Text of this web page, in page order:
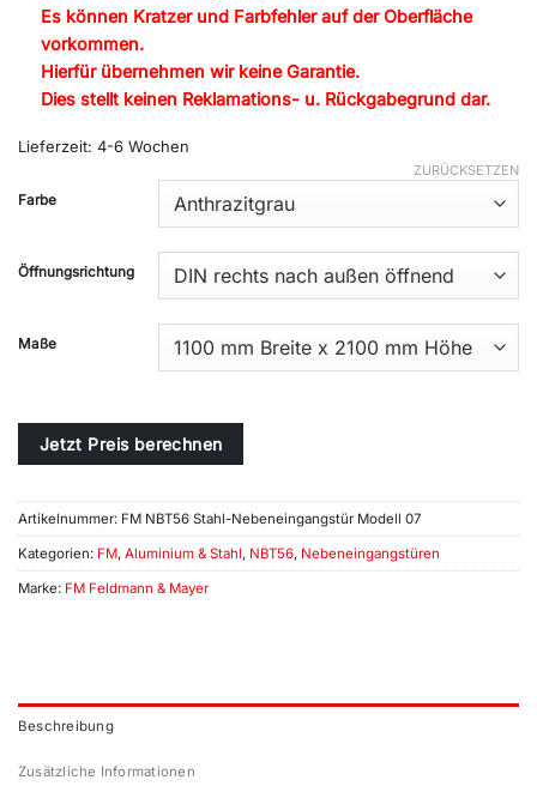
Es können Kratzer und Farbfehler auf der Oberfläche
vorkommen.
Hierfür übernehmen wir keine Garantie.
Dies stellt keinen Reklamations- u. Rückgabegrund dar.
Lieferzeit: 4-6 Wochen
Farbe
Öffnungsrichtung
Maße
ZURÜCKSETZEN
Jetzt Preis berechnen
Artikelnummer: FM NBT56 Stahl-Nebeneingangstür Modell 07
Kategorien: FM, Aluminium & Stahl, NBT56, Nebeneingangstüren
Marke: FM Feldmann & Mayer
Beschreibung
Zusätzliche Informationen